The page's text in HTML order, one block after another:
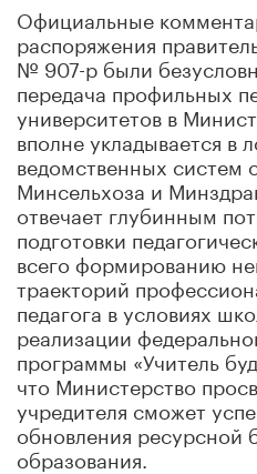
Официальные
распоряжения
№ 907-р были
передача профильных
университетов в
вполне укладывается в
ведомственных систем
Минсельхоза и
отвечает глубинным
подготовки
всего формированию
траекторий
педагога в условиях
реализации
программы «Учитель
что Министерство
учредителя сможет
обновления ресурсной
образования.